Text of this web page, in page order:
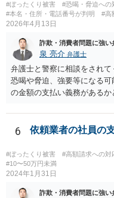
#ぼったくり被害 #恐喝・脅迫への
#本名・住所・電話番号が判明
#高
2026年4月13日
詐欺・消費者問題に強い
泉 亮介 弁護士
弁護士と警察に相談をされ
恐喝や脅迫、強要等になる
の金額の支払い義務がある
6 依頼業者の社員の
#ぼったくり被害 #高額請求への対
#10〜50万円未満
2024年1月31日
詐欺・消費者問題に強い